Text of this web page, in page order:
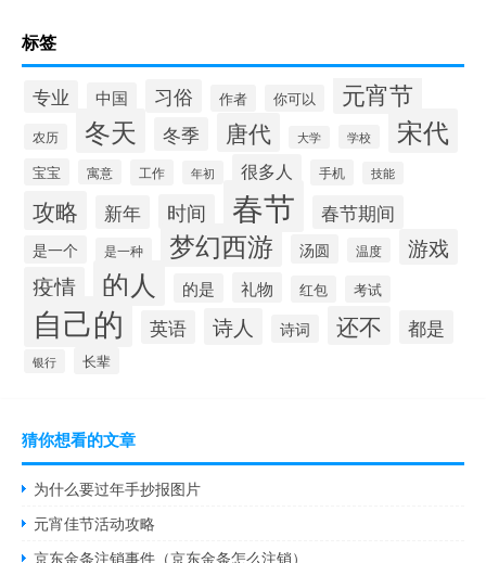
标签
专业 中国 习俗 作者 你可以 元宵节
农历 冬天 冬季 唐代 大学 学校 宋代
宝宝 寓意 工作 年初 很多人 手机 技能
攻略 新年 时间 春节 春节期间
是一个 是一种 梦幻西游 汤圆 温度 游戏
疫情 的人 的是 礼物 红包 考试
自己的 英语 诗人 诗词 还不 都是
银行 长辈
猜你想看的文章
为什么要过年手抄报图片
元宵佳节活动攻略
京东金条注销事件（京东金条怎么注销）